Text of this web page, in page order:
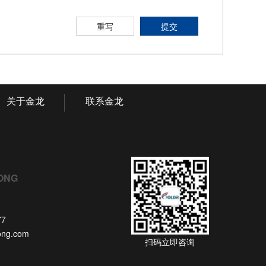
重写 提交
关于金龙 联系金龙
扫码立即咨询